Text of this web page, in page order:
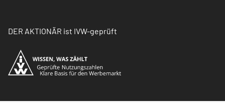
DER AKTIONÄR ist IVW-geprüft